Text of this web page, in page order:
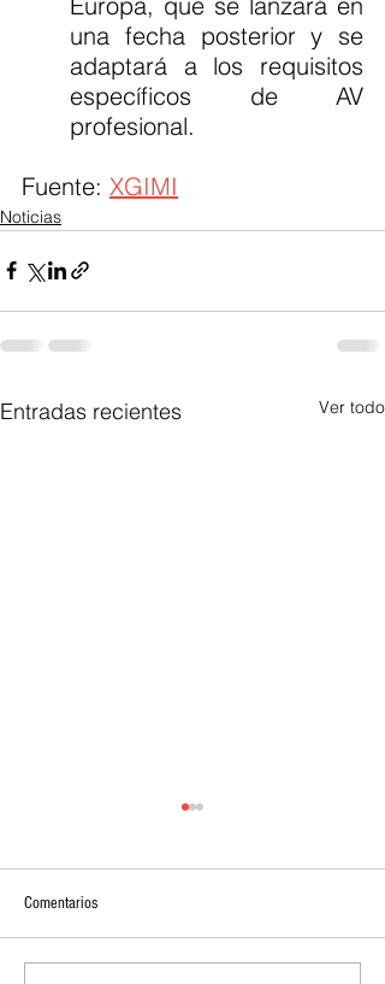
una fecha posterior y se
adaptará a los requisitos
específicos de AV
profesional.
Fuente: XGIMI
Noticias
Entradas recientes Ver todo
Comentarios